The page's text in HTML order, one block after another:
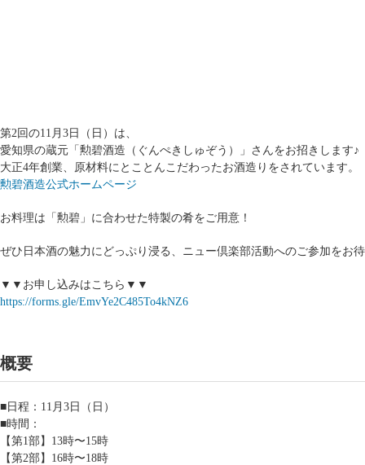
第2回の11月3日（日）は、
愛知県の蔵元「勲碧酒造（ぐんぺきしゅぞう）」さんをお招きします♪
大正4年創業、原材料にとことんこだわったお酒造りをされています。
勲碧酒造公式ホームページ
お料理は「勲碧」に合わせた特製の肴をご用意！
ぜひ日本酒の魅力にどっぷり浸る、ニュー倶楽部活動へのご参加をお
▼▼お申し込みはこちら▼▼
https://forms.gle/EmvYe2C485To4kNZ6
概要
■日程：11月3日（日）
■時間：
【第1部】13時〜15時
【第2部】16時〜18時